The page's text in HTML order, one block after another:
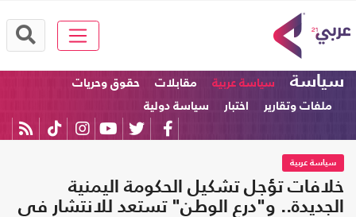
سياسة سياسة عربية مقابلات
حقوق وحريات
ملفات وتقارير
اختبار سياسة دولية
سياسة عربية
خلافات تؤجل تشكيل الحكومة اليمنية
الجديدة.. و"درع الوطن" تستعد للانتشار في